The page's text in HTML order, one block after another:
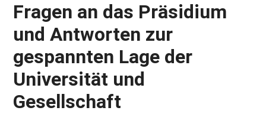
Fragen an das Präsidium
und Antworten zur
gespannten Lage der
Universität und
Gesellschaft